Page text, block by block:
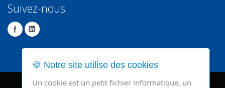
Suivez-nous
🍪 Notre site utilise des cookies
Un cookie est un petit fichier informatique, un